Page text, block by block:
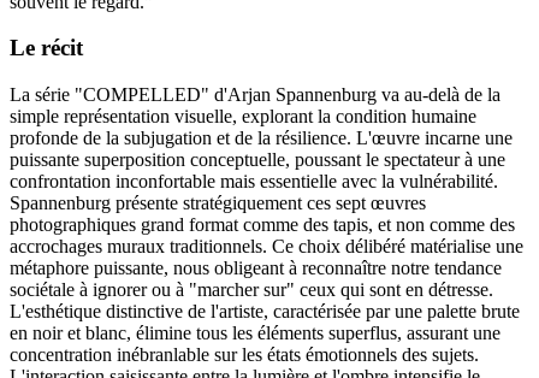
Le récit
La série "COMPELLED" d'Arjan Spannenburg va au-delà de la
simple représentation visuelle, explorant la condition humaine
profonde de la subjugation et de la résilience. L'œuvre incarne une
puissante superposition conceptuelle, poussant le spectateur à une
confrontation inconfortable mais essentielle avec la vulnérabilité.
Spannenburg présente stratégiquement ces sept œuvres
photographiques grand format comme des tapis, et non comme des
accrochages muraux traditionnels. Ce choix délibéré matérialise une
métaphore puissante, nous obligeant à reconnaître notre tendance
sociétale à ignorer ou à "marcher sur" ceux qui sont en détresse.
L'esthétique distinctive de l'artiste, caractérisée par une palette brute
en noir et blanc, élimine tous les éléments superflus, assurant une
concentration inébranlable sur les états émotionnels des sujets.